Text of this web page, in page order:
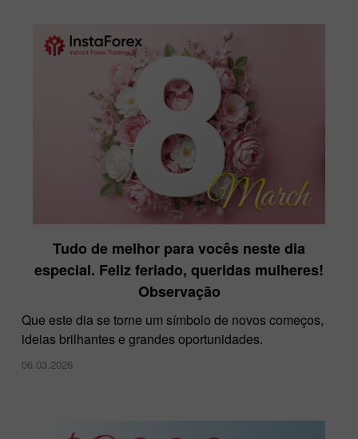
Tudo de melhor para vocês neste dia
especial. Feliz feriado, queridas mulheres!
Observação
Que este dia se torne um símbolo de novos começos,
ideias brilhantes e grandes oportunidades.
06.03.2026